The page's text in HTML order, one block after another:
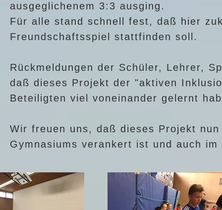
ausgeglichenem 3:3 ausging.
Für alle stand schnell fest, daß hier
Freundschaftsspiel stattfinden soll.
Rückmeldungen der Schüler, Lehrer,
daß dieses Projekt der "aktiven
Beteiligten viel voneinander gelernt
Wir freuen uns, daß dieses Projekt
Gymnasiums verankert ist und auch